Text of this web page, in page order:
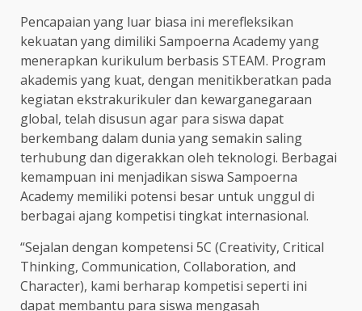
Pencapaian yang luar biasa ini merefleksikan
kekuatan yang dimiliki Sampoerna Academy yang
menerapkan kurikulum berbasis STEAM. Program
akademis yang kuat, dengan menitikberatkan pada
kegiatan ekstrakurikuler dan kewarganegaraan
global, telah disusun agar para siswa dapat
berkembang dalam dunia yang semakin saling
terhubung dan digerakkan oleh teknologi. Berbagai
kemampuan ini menjadikan siswa Sampoerna
Academy memiliki potensi besar untuk unggul di
berbagai ajang kompetisi tingkat internasional.
“Sejalan dengan kompetensi 5C (Creativity, Critical
Thinking, Communication, Collaboration, and
Character), kami berharap kompetisi seperti ini
dapat membantu para siswa mengasah